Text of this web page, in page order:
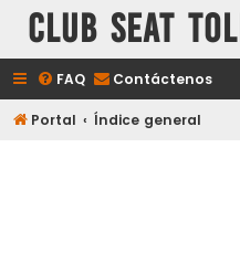
Club Seat
FAQ Contáctenos
Portal Índice general